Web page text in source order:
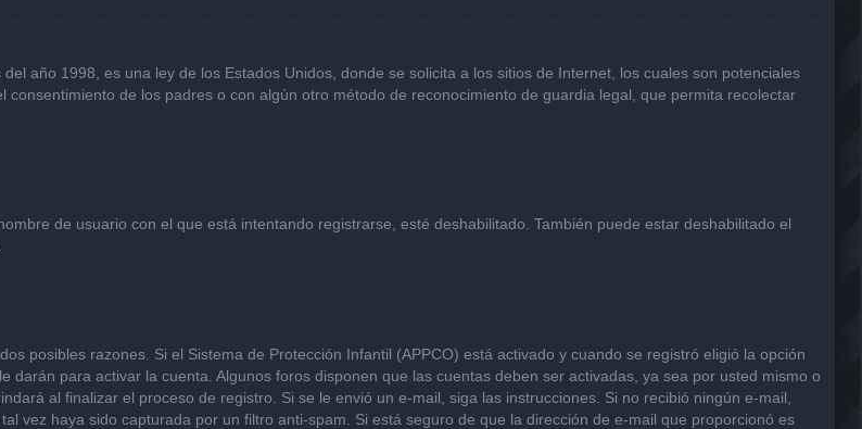
año 1998, es una ley de los Estados Unidos, donde se solicita a los sitios de Internet, los cuales son potenciales
de los padres o con algún otro método de reconocimiento de guardia legal, que permita recolectar
de usuario con el que está intentando registrarse, esté deshabilitado. También puede estar deshabilitado el
posibles razones. Si el Sistema de Protección Infantil (APPCO) está activado y cuando se registró eligió la opción
darán para activar la cuenta. Algunos foros disponen que las cuentas deben ser activadas, ya sea por usted mismo o
al finalizar el proceso de registro. Si se le envió un e-mail, siga las instrucciones. Si no recibió ningún e-mail,
vez haya sido capturada por un filtro anti-spam. Si está seguro de que la dirección de e-mail que proporcionó es